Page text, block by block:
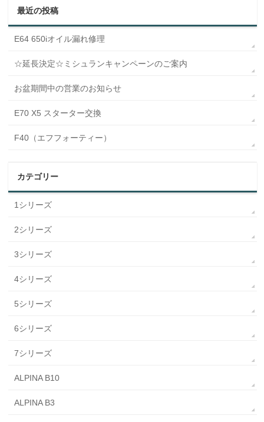
最近の投稿
E64 650iオイル漏れ修理
☆延長決定☆ミシュランキャンペーンのご案内
お盆期間中の営業のお知らせ
E70 X5 スターター交換
F40（エフフォーティー）
カテゴリー
1シリーズ
2シリーズ
3シリーズ
4シリーズ
5シリーズ
6シリーズ
7シリーズ
ALPINA B10
ALPINA B3